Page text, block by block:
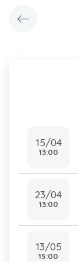
15/04
13:00
23/04
13:00
13/05
15:00